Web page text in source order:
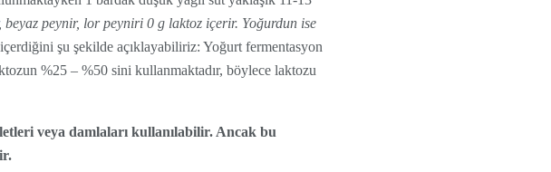
beyaz peynir, lor peyniri 0 g laktoz içerir. Yoğurdun ise
şu şekilde açıklayabiliriz: Yoğurt fermentasyon
%25 – %50 sini kullanmaktadır, böylece laktozu
veya damlaları kullanılabilir. Ancak bu